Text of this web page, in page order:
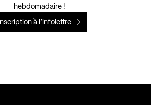
hebdomadaire !
Inscription à l’infolettre